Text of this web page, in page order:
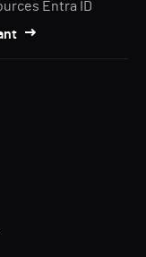
Entra ID